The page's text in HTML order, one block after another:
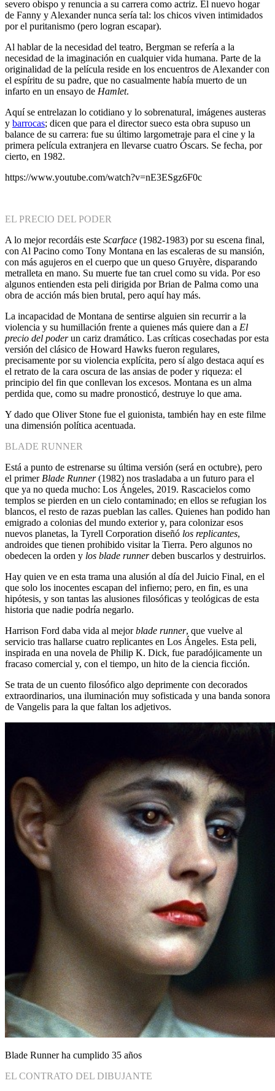
severo obispo y renuncia a su carrera como actriz. El nuevo hogar
de Fanny y Alexander nunca sería tal: los chicos viven intimidados
por el puritanismo (pero logran escapar).
Al hablar de la necesidad del teatro, Bergman se refería a la
necesidad de la imaginación en cualquier vida humana. Parte de la
originalidad de la película reside en los encuentros de Alexander con
el espíritu de su padre, que no casualmente había muerto de un
infarto en un ensayo de Hamlet.
Aquí se entrelazan lo cotidiano y lo sobrenatural, imágenes austeras
y barrocas; dicen que para el director sueco esta obra supuso un
balance de su carrera: fue su último largometraje para el cine y la
primera película extranjera en llevarse cuatro Óscars. Se fecha, por
cierto, en 1982.
https://www.youtube.com/watch?v=nE3ESgz6F0c
EL PRECIO DEL PODER
A lo mejor recordáis este Scarface (1982-1983) por su escena final,
con Al Pacino como Tony Montana en las escaleras de su mansión,
con más agujeros en el cuerpo que un queso Gruyère, disparando
metralleta en mano. Su muerte fue tan cruel como su vida. Por eso
algunos entienden esta peli dirigida por Brian de Palma como una
obra de acción más bien brutal, pero aquí hay más.
La incapacidad de Montana de sentirse alguien sin recurrir a la
violencia y su humillación frente a quienes más quiere dan a El
precio del poderun cariz dramático. Las críticas cosechadas por esta
versión del clásico de Howard Hawks fueron regulares,
precisamente por su violencia explícita, pero sí algo destaca aquí es
el retrato de la cara oscura de las ansias de poder y riqueza: el
principio del fin que conllevan los excesos. Montana es un alma
perdida que, como su madre pronosticó, destruye lo que ama.
Y dado que Oliver Stone fue el guionista, también hay en este filme
una dimensión política acentuada.
BLADE RUNNER
Está a punto de estrenarse su última versión (será en octubre), pero
el primer Blade Runner(1982) nos trasladaba a un futuro para el
que ya no queda mucho: Los Ángeles, 2019. Rascacielos como
templos se pierden en un cielo contaminado; en ellos se refugian los
blancos, el resto de razas pueblan las calles. Quienes han podido han
emigrado a colonias del mundo exterior y, para colonizar esos
nuevos planetas, la Tyrell Corporation diseñó los replicantes,
androides que tienen prohibido visitar la Tierra. Pero algunos no
obedecen la orden y los blade runnerdeben buscarlos y destruirlos.
Hay quien ve en esta trama una alusión al día del Juicio Final, en el
que solo los inocentes escapan del infierno; pero, en fin, es una
hipótesis, y son tantas las alusiones filosóficas y teológicas de esta
historia que nadie podría negarlo.
Harrison Ford daba vida al mejorblade runner, que vuelve al
servicio tras hallarse cuatro replicantes en Los Ángeles. Esta peli,
inspirada en una novela de Philip K. Dick, fue paradójicamente un
fracaso comercial y, con el tiempo, un hito de la ciencia ficción.
Se trata de un cuento filosófico algo deprimente con decorados
extraordinarios, una iluminación muy sofisticada y una banda sonora
de Vangelis para la que faltan los adjetivos.
Blade Runner ha cumplido 35 años
EL CONTRATO DEL DIBUJANTE